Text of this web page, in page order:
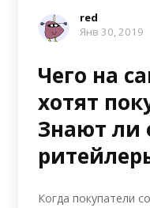
red
Янв 30, 2019
Чего на
хотят
Знают ли
Когда покупатели